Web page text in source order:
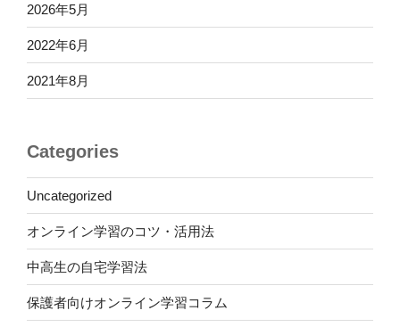
2026年5月
2022年6月
2021年8月
Categories
Uncategorized
オンライン学習のコツ・活用法
中高生の自宅学習法
保護者向けオンライン学習コラム